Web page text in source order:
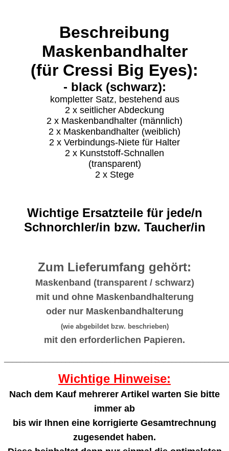
Beschreibung
Maskenbandhalter
(für Cressi Big Eyes):
- black (schwarz):
kompletter Satz, bestehend aus
2 x seitlicher Abdeckung
2 x Maskenbandhalter (männlich)
2 x Maskenbandhalter (weiblich)
2 x Verbindungs-Niete für Halter
2 x Kunststoff-Schnallen
(transparent)
2 x Stege
Wichtige Ersatzteile für jede/n
Schnorchler/in bzw. Taucher/in
Zum Lieferumfang gehört:
Maskenband (transparent / schwarz)
mit und ohne Maskenbandhalterung
oder nur Maskenbandhalterung
(wie abgebildet bzw. beschrieben)
mit den erforderlichen Papieren.
Wichtige Hinweise:
Nach dem Kauf mehrerer Artikel warten Sie bitte
immer ab
bis wir Ihnen eine korrigierte Gesamtrechnung
zugesendet haben.